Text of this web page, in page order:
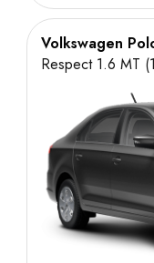
Volkswagen
Respect 1.6 MT